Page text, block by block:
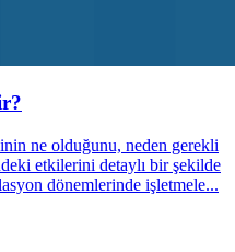
ne olduğunu, neden gerekli
etkilerini detaylı bir şekilde
dönemlerinde işletmele...